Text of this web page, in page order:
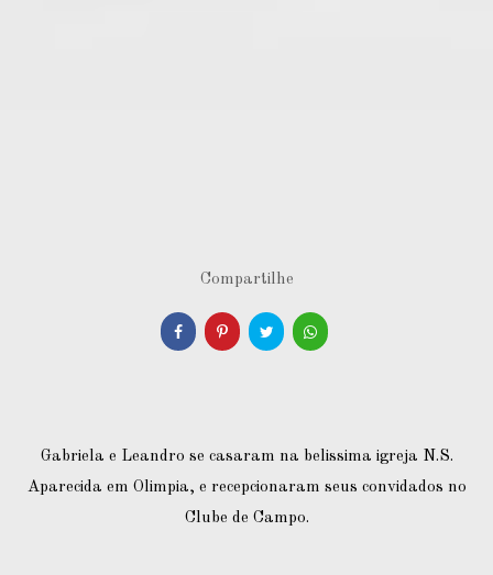
Compartilhe
Gabriela e Leandro se casaram na belissima igreja N.S.
Aparecida em Olimpia, e recepcionaram seus convidados no
Clube de Campo.